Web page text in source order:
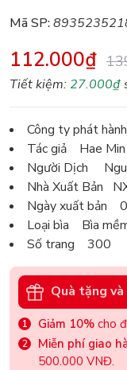
Mã SP:
112.000₫
Tiết kiệm: 27.000₫
Công ty phát
Tác giả Hae Min
Người Dịch
Nhà Xuất Bản
Ngày xuất bản
Loại bìa Bìa
Số trang 300
Quà tặng và
Giảm 10% cho
Miễn phí giao
500.000 VNĐ.